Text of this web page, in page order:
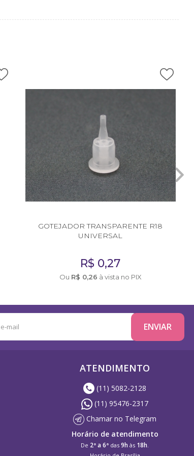
GOTEJADOR TRANSPARENTE R18
UNIVERSAL
R$ 0,27
Ou R$ 0,26 à vista no PIX
ATENDIMENTO
(11) 5082-2128
(11) 95476-2317
Chamar no Telegram
Horário de atendimento
De 2ª a 6ª das9h às 18h